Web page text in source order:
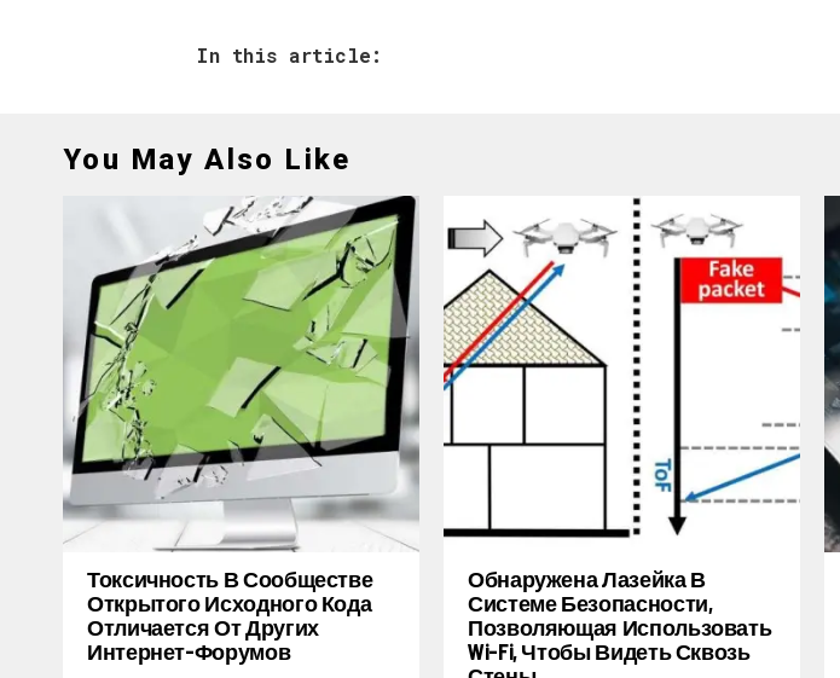
In this article:
You May Also Like
Токсичность В Сообществе
Открытого Исходного Кода
Отличается От Других
Интернет-Форумов
Обнаружена Лазейка В
Системе Безопасности,
Позволяющая Использовать
Wi-Fi, Чтобы Видеть Сквозь